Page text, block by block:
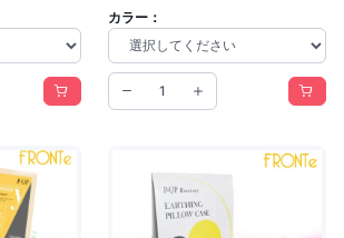
カラー：